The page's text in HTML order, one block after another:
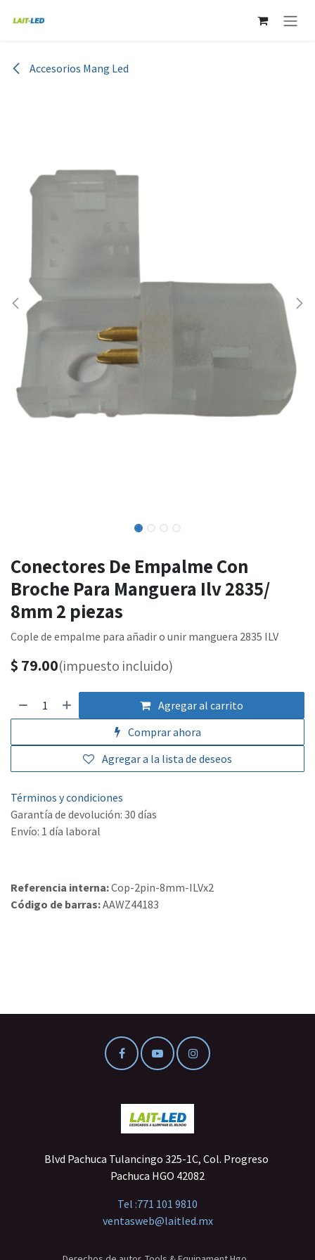
Accesorios Mang Led
Conectores De Empalme Con
Broche Para Manguera Ilv 2835/
8mm 2 piezas
Cople de empalme para añadir o unir manguera 2835 ILV
$ 79.00(impuesto incluido)
Agregar al carrito
Comprar ahora
Agregar a la lista de deseos
Términos y condiciones
Garantía de devolución: 30 días
Envío: 1 día laboral
Referencia interna:Cop-2pin-8mm-ILVx2
Código de barras:AAWZ44183
Blvd Pachuca Tulancingo 325-1C, Col. Progreso
Pachuca HGO 42082
Tel :771 101 9810
ventasweb@laitled.mx